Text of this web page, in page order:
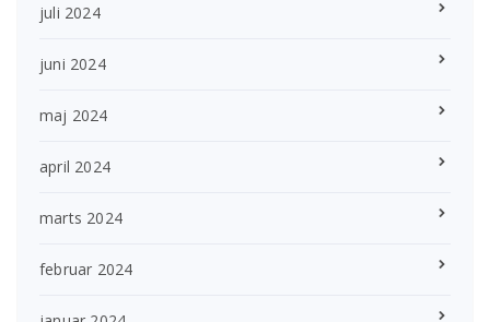
juli 2024
juni 2024
maj 2024
april 2024
marts 2024
februar 2024